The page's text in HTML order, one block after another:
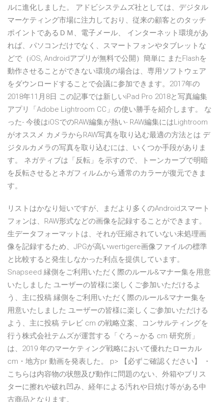
ルに進化しました。 アドビシステムズ社としては、デジタル
マーケティング市場に注力しており、従来の顧客とのタッチ
ポイントであるＤＭ、電子メール、 インターネット環境があ
れば、パソコンだけでなく、スマートフォンやタブレットな
どで（iOS, Androidアプリが無料で公開）簡単に またFlashを
動作させることができない環境の場合は、専用ソフトウェア
をダウンロードすることで会議に参加できます。2017年の
2018年11月8日 この記事では新しいiPad Pro 2018と写真編集
アプリ「Adobe Lightroom CC」の使い勝手を紹介します。 な
った- 今後はiOSでのRAW編集が熱い- RAW編集にはLightroom
がオススメ カメラからRAW写真を取り込む最適の方法とは デ
ジタルカメラの写真を取り込むには、いくつか手段がありま
す。 ネガティブは「反転」を示すので、トーンカーブで明暗
を反転させるとネガフィルムから通常のカラーが復元できま
す。
リストはかなり短いですが、まだより多くのAndroidスマート
フォンは、RAW形式などの画像を記録することができます。
生データフォーマットは、それが圧縮されていない未処理画
像を記録するため、JPGが高いwertigere画像ファイルの標準
と比較すると発生しなかった利点を提供しています。
Snapseed 縁側をご利用いただく際のルール&マナー集を用意
いたしました ユーザーの皆様に楽しくご参加いただけるよ
う、主に投稿 縁側をご利用いただく際のルール&マナー集を
用意いたしました ユーザーの皆様に楽しくご参加いただける
よう、主に投稿 テレビ cm の戦略立案、コンサルティングを
行う株式会社テムズが運営する「ぐろ～かる cm 研究所」
は、2019 年のマーケティング戦略において優れたローカル
cm・地方pr 動画を発表した。 p> 【必ずご確認ください】 ・
こちらは内容物の状態及び動作に問題のない、外箱やブリス
ターに擦れや破れ凹み、経年による汚れや日焼け等がある中
古商品となります。